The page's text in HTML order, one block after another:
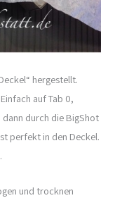
hergestellt.
auf Tab 0,
durch die BigShot
perfekt in den Deckel.
und trocknen